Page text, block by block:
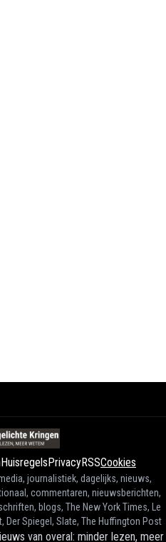
HuisregelsPrivacyRSSCookies
journalistiek, dagelijks, nieuws,
commentaren, nieuwsberichten,
blogs, The New York Times, Le
Der Spiegel, Slate, The Huffington Post
van overal: minder lezen, meer